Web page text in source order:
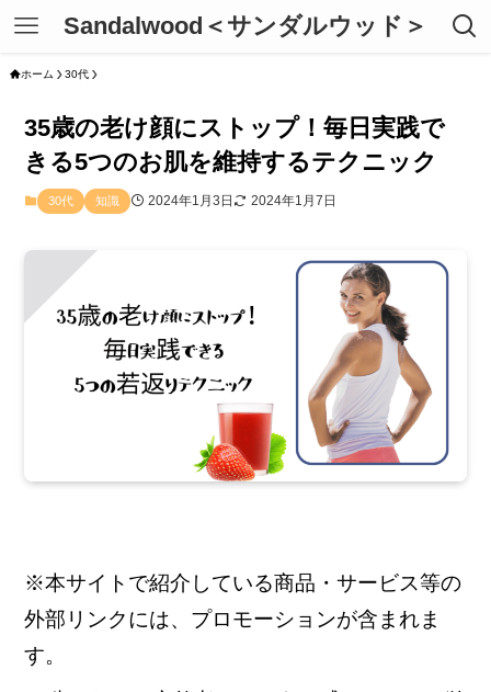
Sandalwood＜サンダルウッド＞
ホーム 30代
35歳の老け顔にストップ！毎日実践で
きる5つのお肌を維持するテクニック
30代 知識 2024年1月3日 2024年1月7日
※本サイトで紹介している商品・サービス等の
外部リンクには、プロモーションが含まれま
す。